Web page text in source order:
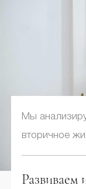
Мы
вторичное
Развиваем